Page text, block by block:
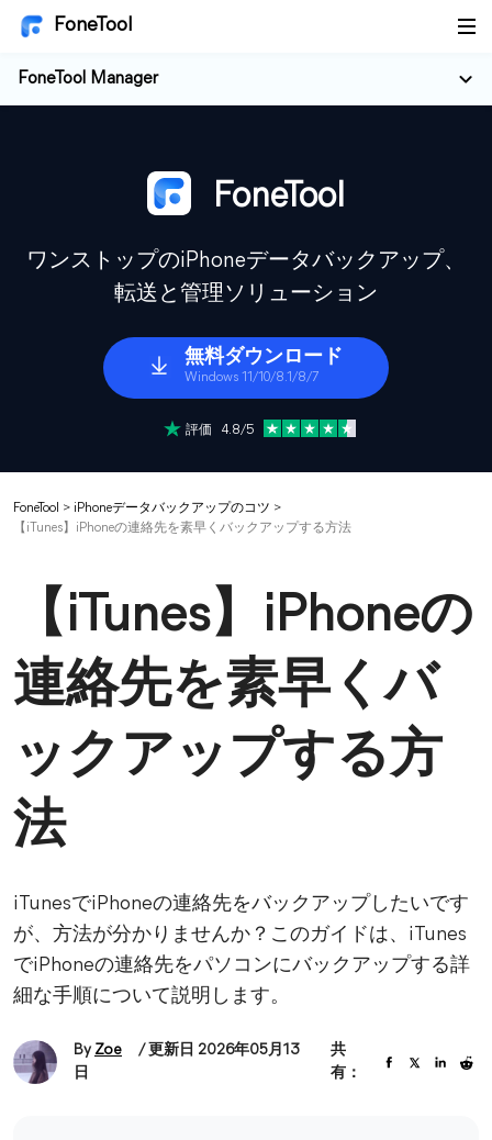
FoneTool
FoneTool Manager
FoneTool
ワンストップのiPhoneデータバックアップ、
転送と管理ソリューション
無料ダウンロード
Windows 11/10/8.1/8/7
評価 4.8/5
FoneTool > iPhoneデータバックアップのコツ >
【iTunes】iPhoneの連絡先を素早くバックアップする方法
【iTunes】iPhoneの
連絡先を素早くバ
ックアップする方
法
iTunesでiPhoneの連絡先をバックアップしたいです
が、方法が分かりませんか？このガイドは、iTunes
でiPhoneの連絡先をパソコンにバックアップする詳
細な手順について説明します。
By Zoe
/ 更新日 2026年05月13
日
共
有：